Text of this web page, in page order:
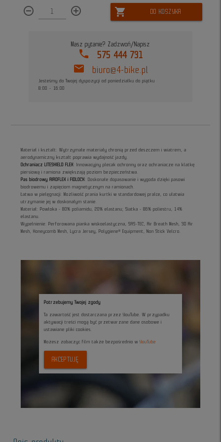
remove_circle_outline add_circle_outline shopping_cart DO KOSZYKA
Masz pytanie? Zadzwoń/Napisz
phone 575 444 731
mail biuro@4-bike.pl
Jesteśmy do Twojej dyspozycji od poniedziałku do piątku
8:00 - 16:00
Materiał i kształt: Wytrzymałe materiały chronią przed deszczem i wiatrem, a
aerodynamiczny kształt poprawia wydajność jazdy.
Ochraniacz LITESHIELD FLEX: Innowacyjny plecak ochronny oraz ochraniacze na klatkę
piersiową i ramiona zwiększają poziom bezpieczeństwa.
Pas biodrowy AIROFLEX i FIDLOCK: Doskonałe dopasowanie i wygoda dzięki pasowi
biodrowemu i zapięciom magnetycznym na ramionach.
Łatwa w pielęgnacji: Możliwość prania kurtki w standardowej pralce, co ułatwia
utrzymanie jej w doskonałym stanie.
Materiał: Powłoka - 80% poliamidu, 20% elastanu; Siatka - 86% poliestru, 14%
elastanu.
Wypełnienie: Perforowana pianka wiskoelastyczna, SAS-TEC, Air Breath Mesh, 3D Air
Mesh, Honeycomb Mesh, Lycra Jersey, Polygiene® Equipment, Non Stick Velcro.
Potrzebujemy Twojej zgody
Ta zawartość jest dostarczana przez YouTube. W przypadku
aktywacji treści mogą być przetwarzane dane osobowe i
ustawiane pliki cookies.
Możesz zobaczyc film także bezpośrednio w YouTube
AKCEPTUJĘ